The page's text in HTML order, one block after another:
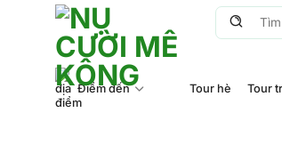
Tìm
Điểm đến Tour hè Tour